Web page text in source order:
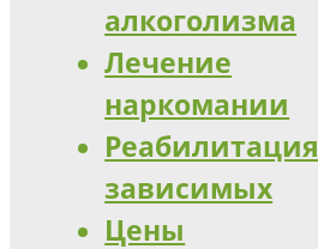
алкоголизма
Лечение
наркомании
Реабилитация
зависимых
Цены